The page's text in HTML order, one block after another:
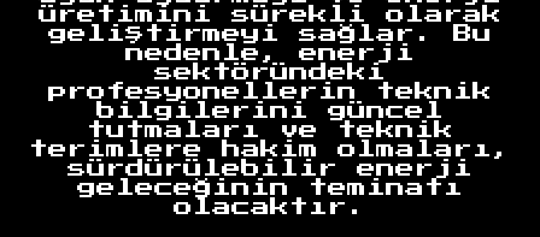
üretimini sürekli olarak
geliştirmeyi sağlar. Bu
nedenle, enerji
sektöründeki
profesyonellerin teknik
bilgilerini güncel
tutmaları ve teknik
terimlere hakim olmaları,
sürdürülebilir enerji
geleceğinin teminatı
olacaktır.